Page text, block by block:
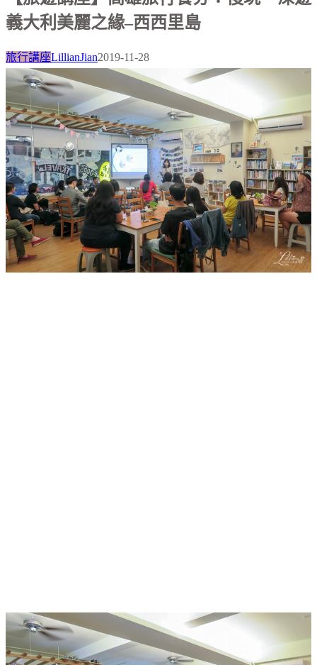
義大利美麗之緣–西西里島
旅行講座LillianJian2019-11-28